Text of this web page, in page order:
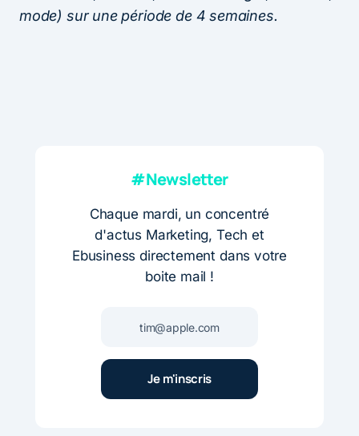
mode) sur une période de 4 semaines.
#Newsletter
Chaque mardi, un concentré
d'actus Marketing, Tech et
Ebusiness directement dans votre
boite mail !